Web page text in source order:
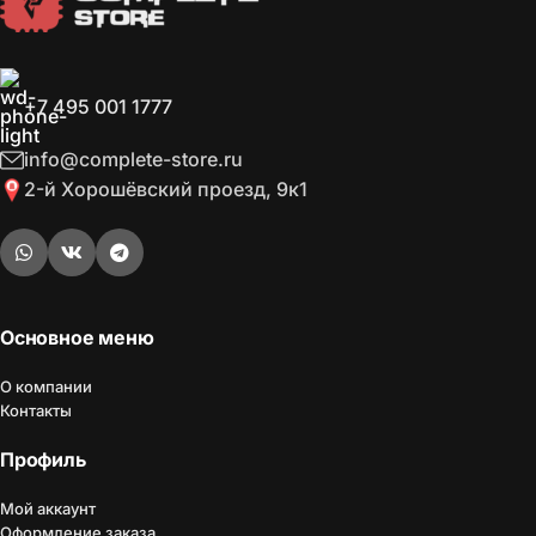
+7 495 001 1777
info@complete-store.ru
2-й Хорошёвский проезд, 9к1
Основное меню
О компании
Контакты
Профиль
Мой аккаунт